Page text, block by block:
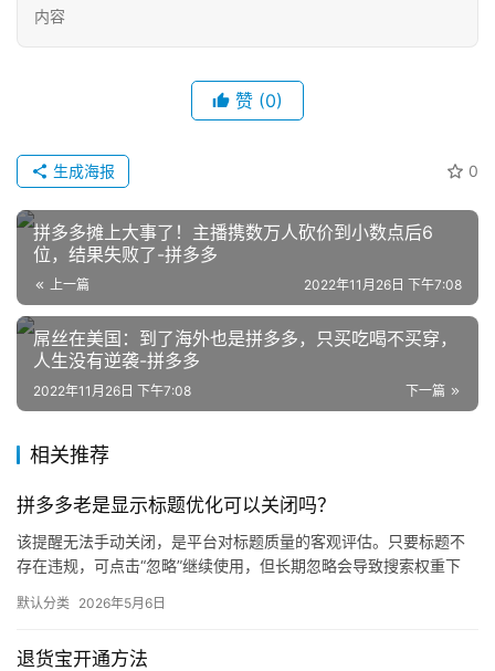
店
运
营
跨
境
电
媒
体
社
登录
内容
赞 (0)
0
生成海报
拼多多摊上大事了！主播携数万人砍价到小数点后6
位，结果失败了-拼多多
上一篇 2022年11月26日 下午7:08
屌丝在美国：到了海外也是拼多多，只买吃喝不买穿，
人生没有逆袭-拼多多
下一篇
2022年11月26日 下午7:08
相关推荐
拼多多老是显示标题优化可以关闭吗？
该提醒无法手动关闭，是平台对标题质量的客观评估。只要标题不
存在违规，可点击“忽略”继续使用，但长期忽略会导致搜索权重下
默认分类 2026年5月6日
退货宝开通方法